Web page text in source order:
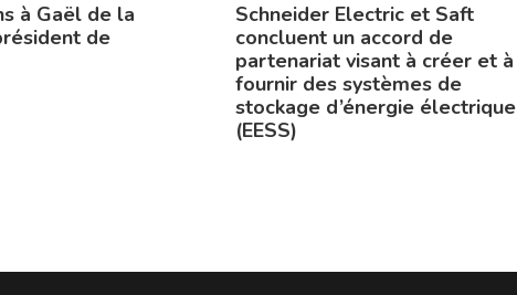
à Gaël de la
de
Schneider Electric et Saft
concluent un accord de
partenariat visant à créer et à
fournir des systèmes de
stockage d’énergie électrique
(EESS)